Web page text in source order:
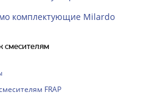
комплектующие Milardo
FRAP